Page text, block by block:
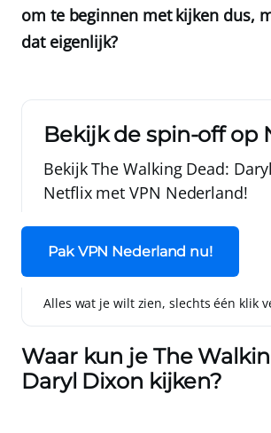
om te beginnen met kijken dus,
dat eigenlijk?
Bekijk de spin-off op
Bekijk The Walking Dead:
Netflix metVPN Nederland!
Pak VPN Nederland nu!
Alles wat je wilt zien, slechts één klik
Waar kun je The
Daryl Dixon kijken?